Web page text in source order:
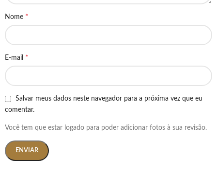
Nome *
E-mail *
Salvar meus dados neste navegador para a próxima vez que eu
comentar.
Você tem que estar logado para poder adicionar fotos à sua revisão.